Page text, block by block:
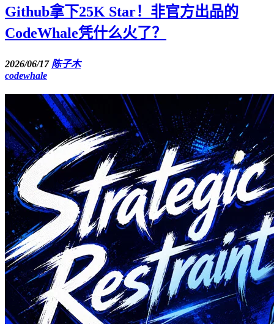
Github拿下25K Star！非官方出品的
CodeWhale凭什么火了？
2026/06/17 陈子木
codewhale